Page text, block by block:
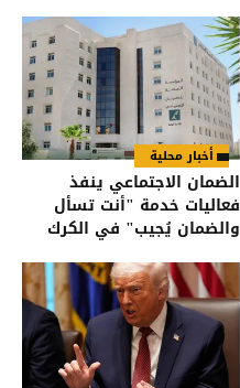
أخبار محلية
الضمان الاجتماعي ينفذ
فعاليات خدمة "أنت تسأل
والضمان يُجيب" في الكرك